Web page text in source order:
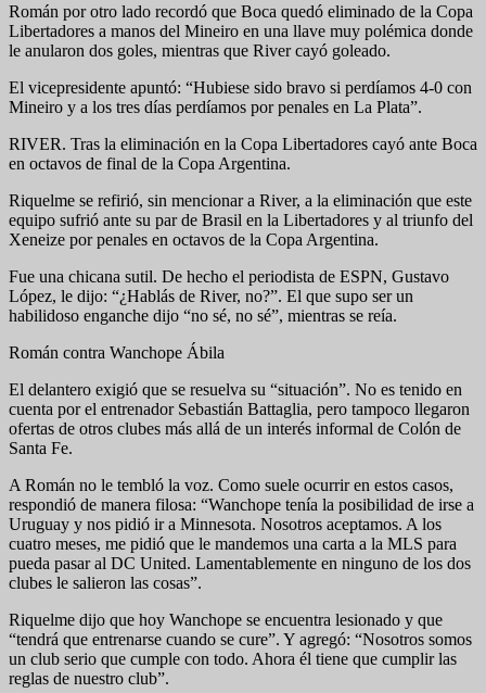
Román por otro lado recordó que Boca quedó eliminado de la Copa
Libertadores a manos del Mineiro en una llave muy polémica donde
le anularon dos goles, mientras que River cayó goleado.
El vicepresidente apuntó: “Hubiese sido bravo si perdíamos 4-0 con
Mineiro y a los tres días perdíamos por penales en La Plata”.
RIVER. Tras la eliminación en la Copa Libertadores cayó ante Boca
en octavos de final de la Copa Argentina.
Riquelme se refirió, sin mencionar a River, a la eliminación que este
equipo sufrió ante su par de Brasil en la Libertadores y al triunfo del
Xeneize por penales en octavos de la Copa Argentina.
Fue una chicana sutil. De hecho el periodista de ESPN, Gustavo
López, le dijo: “¿Hablás de River, no?”. El que supo ser un
habilidoso enganche dijo “no sé, no sé”, mientras se reía.
Román contra Wanchope Ábila
El delantero exigió que se resuelva su “situación”. No es tenido en
cuenta por el entrenador Sebastián Battaglia, pero tampoco llegaron
ofertas de otros clubes más allá de un interés informal de Colón de
Santa Fe.
A Román no le tembló la voz. Como suele ocurrir en estos casos,
respondió de manera filosa: “Wanchope tenía la posibilidad de irse a
Uruguay y nos pidió ir a Minnesota. Nosotros aceptamos. A los
cuatro meses, me pidió que le mandemos una carta a la MLS para
pueda pasar al DC United. Lamentablemente en ninguno de los dos
clubes le salieron las cosas”.
Riquelme dijo que hoy Wanchope se encuentra lesionado y que
“tendrá que entrenarse cuando se cure”. Y agregó: “Nosotros somos
un club serio que cumple con todo. Ahora él tiene que cumplir las
reglas de nuestro club”.